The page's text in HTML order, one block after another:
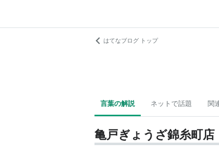
はてなブログ トップ
言葉の解説 ネットで話題 関
亀戸ぎょうざ錦糸町店